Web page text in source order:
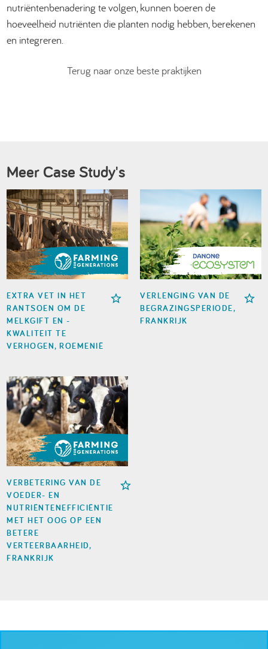
nutriëntenbenadering te volgen, kunnen boeren de
hoeveelheid nutriënten die planten nodig hebben, berekenen
en integreren.
Terug naar onze beste praktijken
Meer Case Study's
EXTRA VET IN HET
RANTSOEN OM DE
MELKGIFT EN -
KWALITEIT TE
VERHOGEN, ROEMENIË
VERLENGING VAN DE
BEGRAZINGSPERIODE,
FRANKRIJK
VERBETERING VAN DE
VOEDER- EN
NUTRIËNTENEFFICIËNTIE
MET HET OOG OP EEN
BETERE
VERTEERBAARHEID,
FRANKRIJK